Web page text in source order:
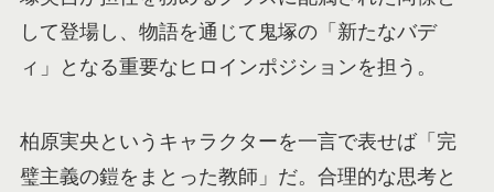
して登場し、物語を通じて鬼塚の「新たなバデ
ィ」となる重要なヒロインポジションを担う。
柏原実央というキャラクターを一言で表せば「完
璧主義の鎧をまとった教師」だ。合理的な思考と